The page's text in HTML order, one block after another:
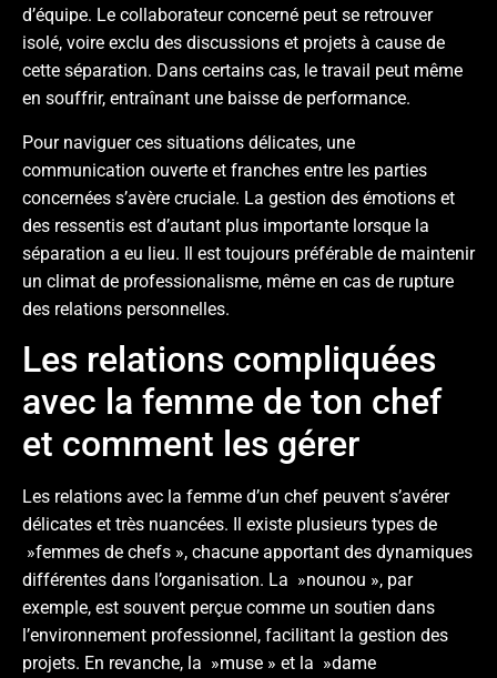
d’équipe. Le collaborateur concerné peut se retrouver
isolé, voire exclu des discussions et projets à cause de
cette séparation. Dans certains cas, le travail peut même
en souffrir, entraînant une baisse de performance.
Pour naviguer ces situations délicates, une
communication ouverte et franches entre les parties
concernées s’avère cruciale. La gestion des émotions et
des ressentis est d’autant plus importante lorsque la
séparation a eu lieu. Il est toujours préférable de maintenir
un climat de professionalisme, même en cas de rupture
des relations personnelles.
Les relations compliquées
avec la femme de ton chef
et comment les gérer
Les relations avec la femme d’un chef peuvent s’avérer
délicates et très nuancées. Il existe plusieurs types de
»femmes de chefs », chacune apportant des dynamiques
différentes dans l’organisation. La »nounou », par
exemple, est souvent perçue comme un soutien dans
l’environnement professionnel, facilitant la gestion des
projets. En revanche, la »muse » et la »dame